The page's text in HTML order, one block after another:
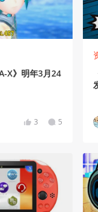
X》明年3月24
3 5